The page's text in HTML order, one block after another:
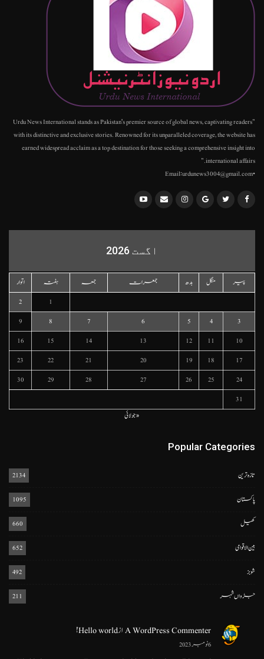
"Urdu News International stands as Pakistan's premier source of global news, captivating readers
with its distinctive and exclusive stories. Renowned for its unparalleled coverage, the website has
earned widespread acclaim as a top destination for those seeking a comprehensive insight into
international affairs."
•Email:urdunews3004@gmail.com
اگست 2026
پیر منگل بدھ جمعرات جمعہ ہفتہ
اتوار
1
2
3
4
5
6
7
8
9
10
11
12
13
14
15
16
17
18
19
20
21
22
23
24
25
26
27
28
29
30
31
« جولائی
Popular Categories
تازہ ترین 2134
پاکستان 1095
کھیل 660
بین الاقوامی 652
شوبز 492
جڑواں شہر 211
A WordPress CommenterازHello world!
6 نومبر 2023